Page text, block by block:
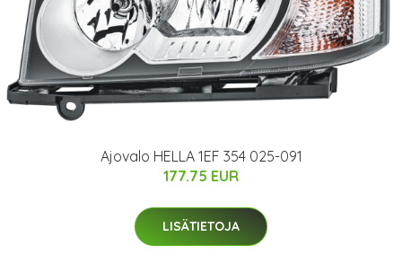
Ajovalo HELLA 1EF 354 025-091
177.75 EUR
LISÄTIETOJA